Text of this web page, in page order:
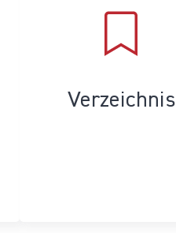
Verzeichnis